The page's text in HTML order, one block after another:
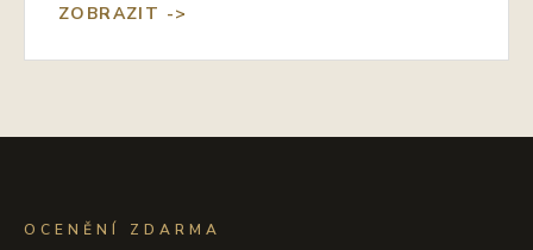
ZOBRAZIT ->
OCENĚNÍ ZDARMA